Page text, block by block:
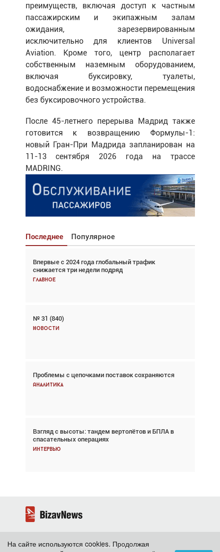
преимуществ, включая доступ к частным
пассажирским и экипажным залам
ожидания, зарезервированным
исключительно для клиентов Universal
Aviation. Кроме того, центр располагает
собственным наземным оборудованием,
включая буксировку, туалеты,
водоснабжение и возможности перемещения
без буксировочного устройства.
После 45-летнего перерыва Мадрид также
готовится к возвращению Формулы-1:
новый Гран-При Мадрида запланирован на
11-13 сентября 2026 года на трассе
MADRING.
Последнее Популярное
Впервые с 2024 года глобальный трафик
снижается три недели подряд
Главное
№ 31 (840)
Новости
Проблемы с цепочками поставок сохраняются
Аналитика
Взгляд с высоты: тандем вертолётов и БПЛА в
спасательных операциях
Интервью
Взгляд с высоты: тандем вертолётов и БПЛА в
спасательных операциях
Главное
Авиационный фотограф Дэйв Кох: «Фотография
говорит сама за себя... а ИИ всё портит»
Впервые с 2024 года глобальный трафик
снижается три недели подряд
Частный самолёт – это актив. Подходите к
покупке соответствующим образом
Интервью
2026 ©BizavNews
На сайте используются cookies. Продолжая